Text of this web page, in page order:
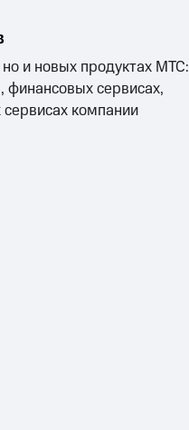
но и новых продуктах МТС:
сервисах,
сервисах компании